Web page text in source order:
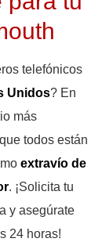
telefónicos
Unidos? En
más
todos están
extravío de
. ¡Solicita tu
y asegúrate
24 horas!